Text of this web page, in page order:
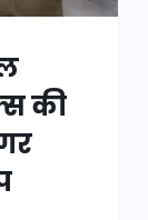
की